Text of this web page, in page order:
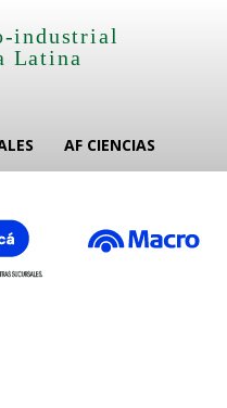
industrial
Latina
AF CIENCIAS